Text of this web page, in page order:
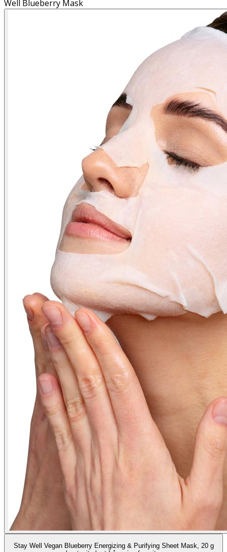
Well Blueberry Mask
Stay Well Vegan Blueberry Energizing & Purifying Sheet Mask, 20 g